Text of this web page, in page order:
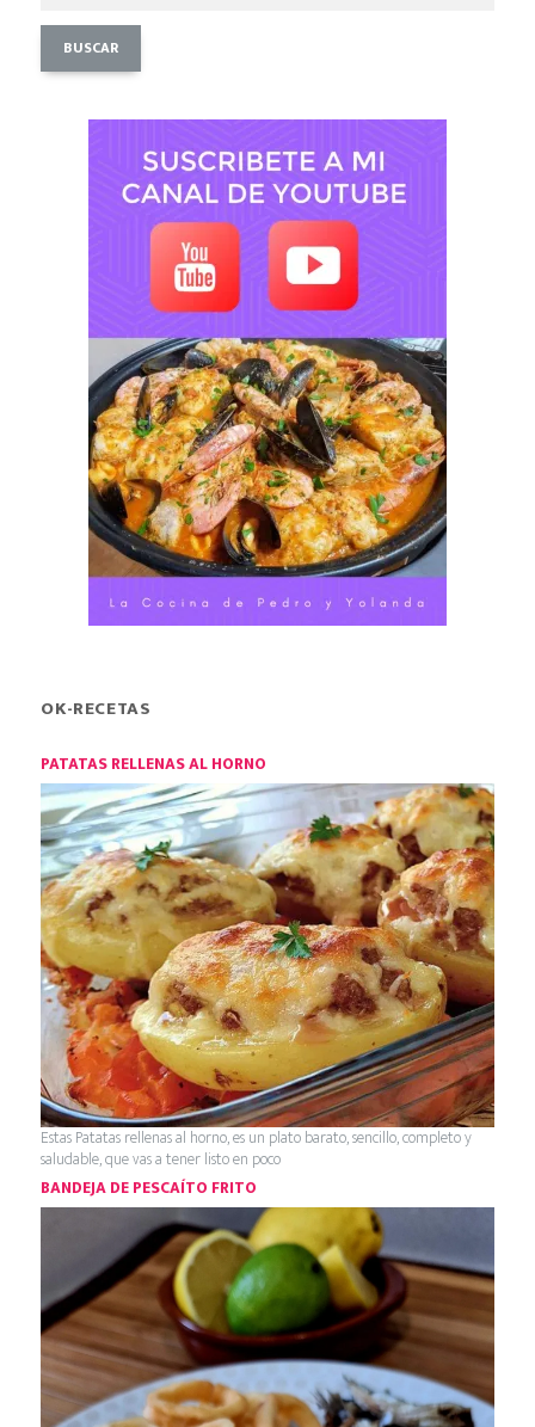
OK-RECETAS
PATATAS RELLENAS AL HORNO
Estas Patatas rellenas al horno, es un plato barato, sencillo, completo y
saludable, que vas a tener listo en poco
BANDEJA DE PESCAÍTO FRITO